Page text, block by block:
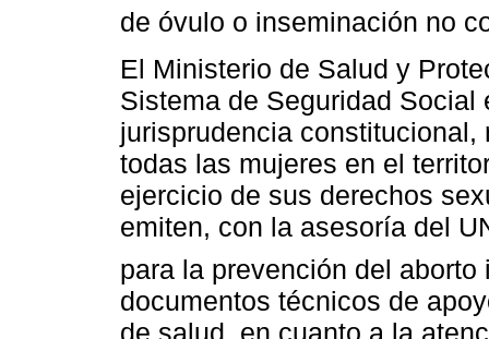
de óvulo o inseminación no
El Ministerio de Salud y
Sistema de Seguridad
jurisprudencia
todas las mujeres en el
ejercicio de sus derechos
emiten, con la asesoría del
para la prevención del
documentos técnicos de
de salud, en cuanto a la